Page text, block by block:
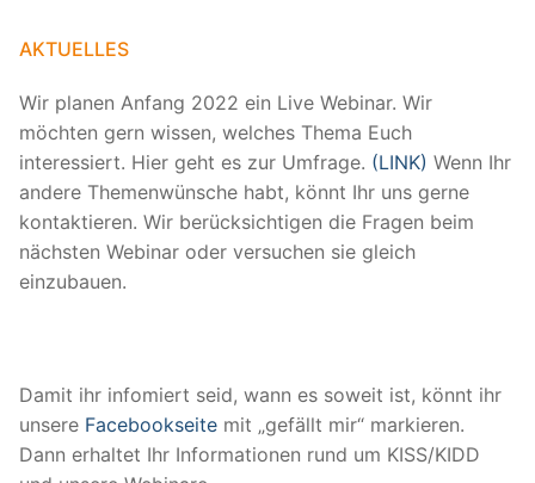
AKTUELLES
Wir planen Anfang 2022 ein Live Webinar. Wir
möchten gern wissen, welches Thema Euch
interessiert. Hier geht es zur Umfrage. (LINK) Wenn Ihr
andere Themenwünsche habt, könnt Ihr uns gerne
kontaktieren. Wir berücksichtigen die Fragen beim
nächsten Webinar oder versuchen sie gleich
einzubauen.
Damit ihr infomiert seid, wann es soweit ist, könnt ihr
unsere Facebookseite mit „gefällt mir“ markieren.
Dann erhaltet Ihr Informationen rund um KISS/KIDD